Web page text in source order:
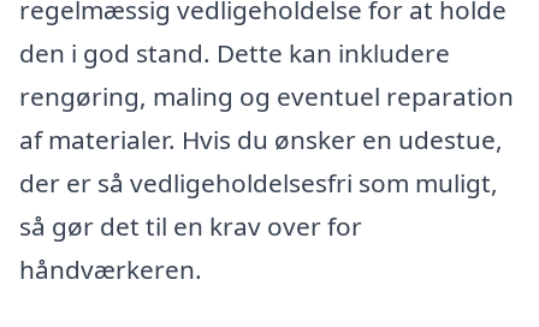
regelmæssig vedligeholdelse for at holde
den i god stand. Dette kan inkludere
rengøring, maling og eventuel reparation
af materialer. Hvis du ønsker en udestue,
der er så vedligeholdelsesfri som muligt,
så gør det til en krav over for
håndværkeren.